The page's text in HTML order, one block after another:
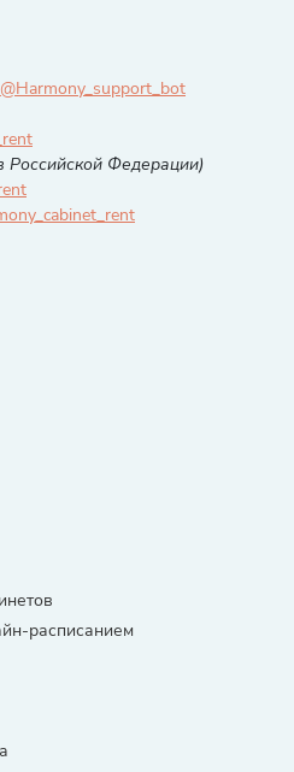
@Harmony_support_bot
Российской Федерации)
расписанием